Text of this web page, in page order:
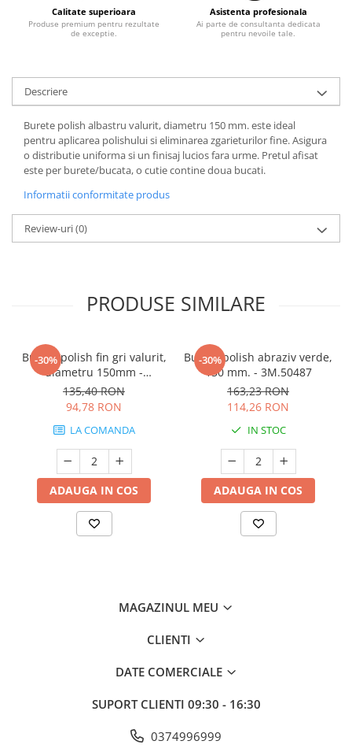
Calitate superioara
Produse premium pentru rezultate
de exceptie.
Asistenta profesionala
Ai parte de consultanta dedicata
pentru nevoile tale.
Descriere
Burete polish albastru valurit, diametru 150 mm. este ideal
pentru aplicarea polishului si eliminarea zgarieturilor fine. Asigura
o distributie uniforma si un finisaj lucios fara urme. Pretul afisat
este per burete/bucata, o cutie contine doua bucati.
Informatii conformitate produs
Review-uri(0)
PRODUSE SIMILARE
-30%
Burete polish fin gri valurit,
diametru 150mm -
3M.09378
135,40 RON
94,78 RON
LA COMANDA
ADAUGA IN COS
-30%
Burete polish abraziv verde,
150 mm. - 3M.50487
163,23 RON
114,26 RON
IN STOC
ADAUGA IN COS
MAGAZINUL MEU
CLIENTI
DATE COMERCIALE
SUPORT CLIENTI 09:30 - 16:30
0374996999